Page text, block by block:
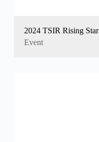
2024 TSIR Rising Star
Event